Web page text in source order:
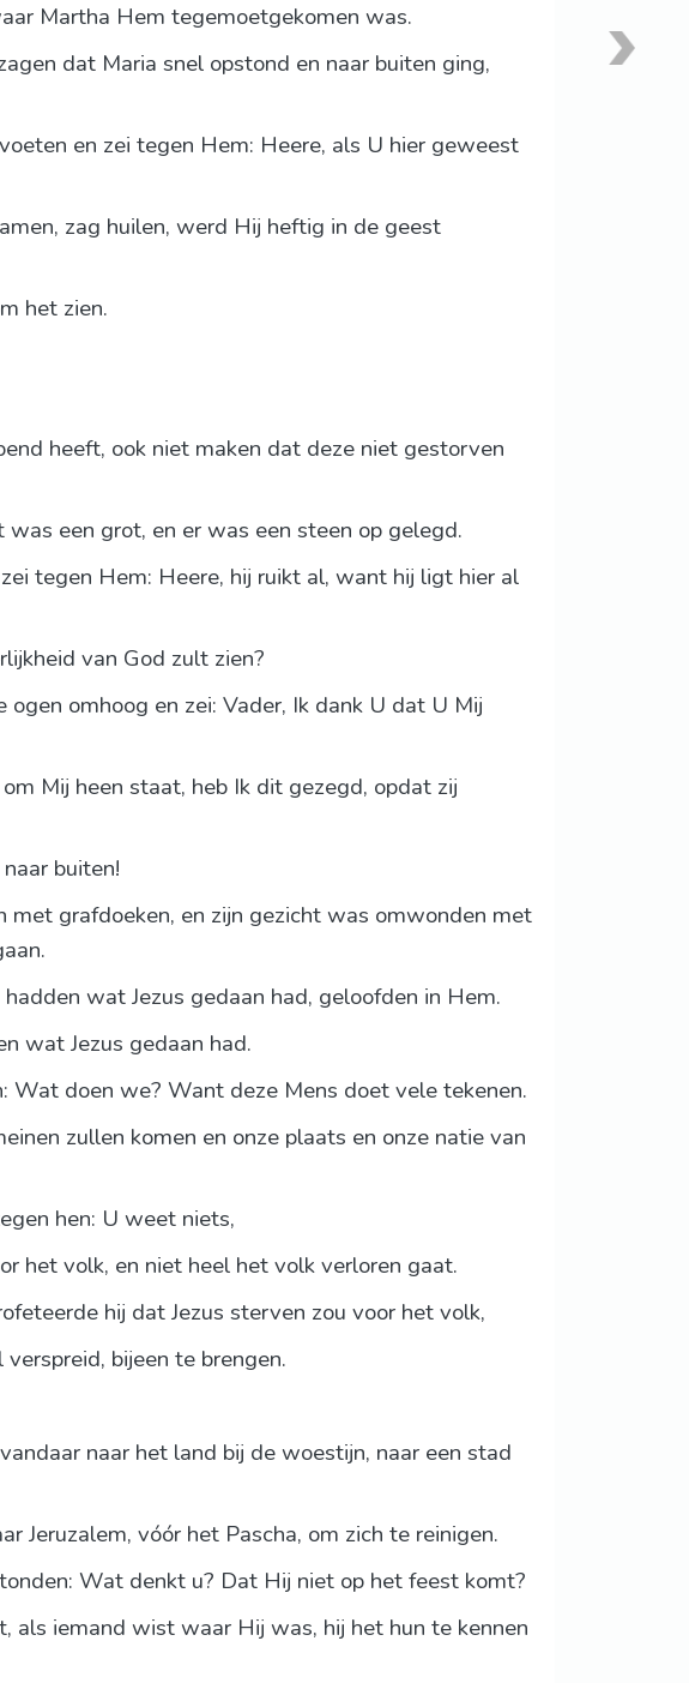
Martha Hem tegemoetgekomen was.
dat Maria snel opstond en naar buiten ging,
en zei tegen Hem: Heere, als U hier geweest
zag huilen, werd Hij heftig in de geest
het zien.
heeft, ook niet maken dat deze niet gestorven
een grot, en er was een steen op gelegd.
tegen Hem: Heere, hij ruikt al, want hij ligt hier al
van God zult zien?
omhoog en zei: Vader, Ik dank U dat U Mij
Mij heen staat, heb Ik dit gezegd, opdat zij
buiten!
met grafdoeken, en zijn gezicht was omwonden met
wat Jezus gedaan had, geloofden in Hem.
wat Jezus gedaan had.
Wat doen we? Want deze Mens doet vele tekenen.
zullen komen en onze plaats en onze natie van
hen: U weet niets,
het volk, en niet heel het volk verloren gaat.
hij dat Jezus sterven zou voor het volk,
bijeen te brengen.
naar het land bij de woestijn, naar een stad
Jeruzalem, vóór het Pascha, om zich te reinigen.
Wat denkt u? Dat Hij niet op het feest komt?
als iemand wist waar Hij was, hij het hun te kennen